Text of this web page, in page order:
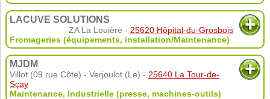
LACUVE SOLUTIONS
ZA La Louière - 25620 Hôpital-du-Grosbois
Fromageries (équipements, installation/Maintenance)
MJDM
Villot (09 rue Côte) - Verjoulot (Le) - 25640 La Tour-de-
Sçay
Maintenance, Industrielle (presse, machines-outils)